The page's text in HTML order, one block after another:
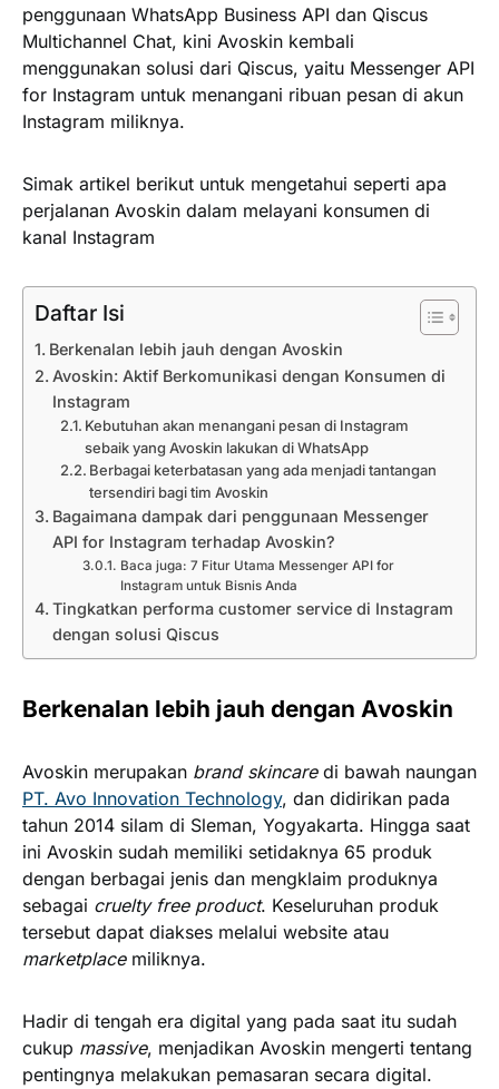
penggunaan WhatsApp Business API dan Qiscus
Multichannel Chat, kini Avoskin kembali
menggunakan solusi dari Qiscus, yaitu Messenger API
for Instagram untuk menangani ribuan pesan di akun
Instagram miliknya.
Simak artikel berikut untuk mengetahui seperti apa
perjalanan Avoskin dalam melayani konsumen di
kanal Instagram
Daftar Isi
Berkenalan lebih jauh dengan Avoskin
Avoskin: Aktif Berkomunikasi dengan Konsumen di
Instagram
Kebutuhan akan menangani pesan di Instagram
sebaik yang Avoskin lakukan di WhatsApp
Berbagai keterbatasan yang ada menjadi tantangan
tersendiri bagi tim Avoskin
Bagaimana dampak dari penggunaan Messenger
API for Instagram terhadap Avoskin?
Baca juga: 7 Fitur Utama Messenger API for
Instagram untuk Bisnis Anda
Tingkatkan performa customer service di Instagram
dengan solusi Qiscus
Berkenalan lebih jauh dengan Avoskin
Avoskin merupakan brand skincaredi bawah naungan
PT. Avo Innovation Technology, dan didirikan pada
tahun 2014 silam di Sleman, Yogyakarta. Hingga saat
ini Avoskin sudah memiliki setidaknya 65 produk
dengan berbagai jenis dan mengklaim produknya
sebagai cruelty free product. Keseluruhan produk
tersebut dapat diakses melalui website atau
marketplacemiliknya.
Hadir di tengah era digital yang pada saat itu sudah
cukup massive, menjadikan Avoskin mengerti tentang
pentingnya melakukan pemasaran secara digital.